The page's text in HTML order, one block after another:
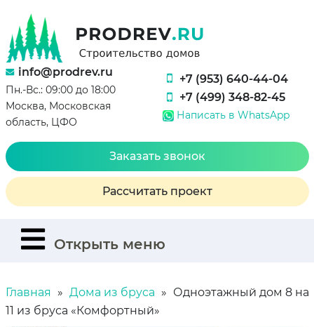
info@prodrev.ru
Пн.-Вс.: 09:00 до 18:00
Москва, Московская
область, ЦФО
+7 (953) 640-44-04
+7 (499) 348-82-45
Написать в WhatsApp
Заказать звонок
Рассчитать проект
Открыть меню
Главная Дома из бруса
Одноэтажный дом 8 на
11 из бруса «Комфортный»